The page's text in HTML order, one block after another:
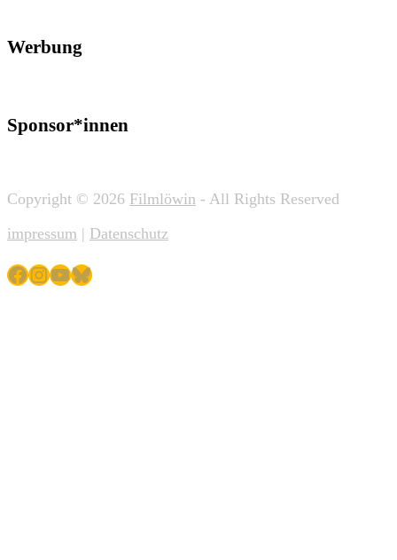
Werbung
Sponsor*innen
Copyright © 2026 Filmlöwin - All Rights Reserved
impressum | Datenschutz
Facebook
Instagram
YouTube
Bluesky